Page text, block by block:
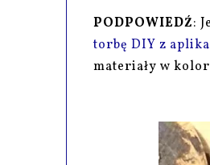
PODPOWIEDŹ:
torbę DIY z
materiały w